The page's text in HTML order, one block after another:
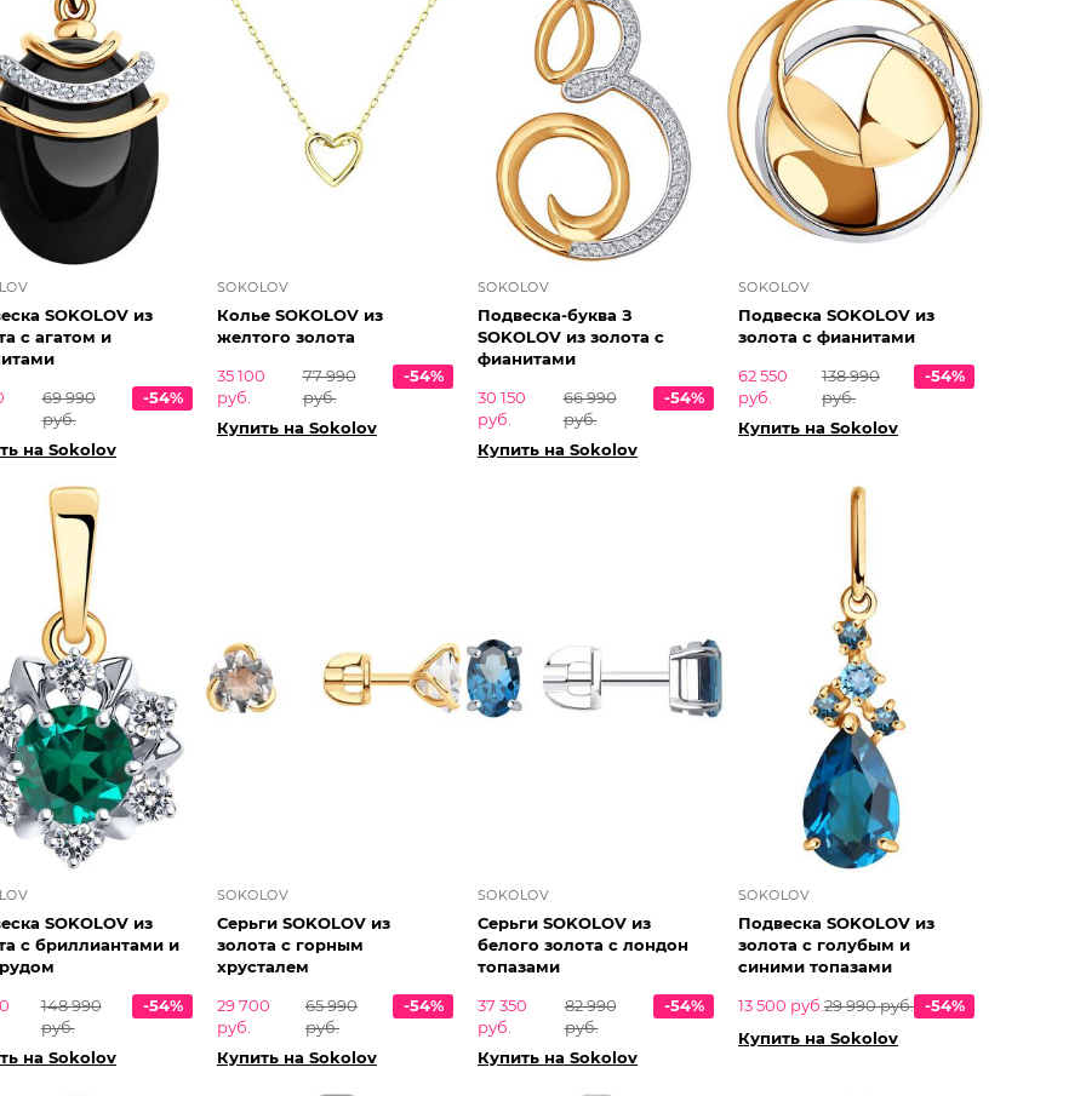
SOKOLOV из
с агатом и
69 990
руб.
-54%
на Sokolov
SOKOLOV
Колье SOKOLOV из
желтого золота
35 100
руб.
77 990
руб.
-54%
Купить на Sokolov
SOKOLOV
Подвеска-буква З
SOKOLOV из золота с
фианитами
30 150
руб.
66 990
руб.
-54%
Купить на Sokolov
SOKOLOV
Подвеска SOKOLOV из
золота с фианитами
62 550
руб.
138 990
руб.
-54%
Купить на Sokolov
SOKOLOV из
с бриллиантами и
148 990
руб.
-54%
на Sokolov
SOKOLOV
Серьги SOKOLOV из
золота с горным
хрусталем
29 700
руб.
65 990
руб.
-54%
Купить на Sokolov
SOKOLOV
Серьги SOKOLOV из
белого золота с лондон
топазами
37 350
руб.
82 990
руб.
-54%
Купить на Sokolov
SOKOLOV
Подвеска SOKOLOV из
золота с голубым и
синими топазами
13 500 руб. 29 990 руб. -54%
Купить на Sokolov